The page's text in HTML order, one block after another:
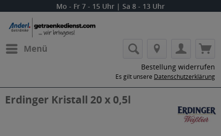
Mo - Fr 7 - 15 Uhr | Sa 8 - 13 Uhr
Menü
Bestellung widerrufen
Es gilt unsere Datenschutzerklärung
Erdinger Kristall 20 x 0,5l